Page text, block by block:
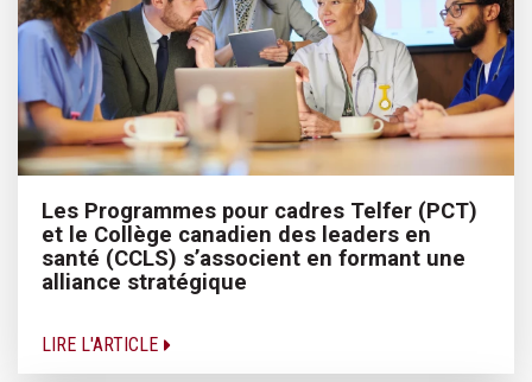
Les Programmes pour cadres Telfer (PCT)
et le Collège canadien des leaders en
santé (CCLS) s’associent en formant une
alliance stratégique
LIRE L'ARTICLE